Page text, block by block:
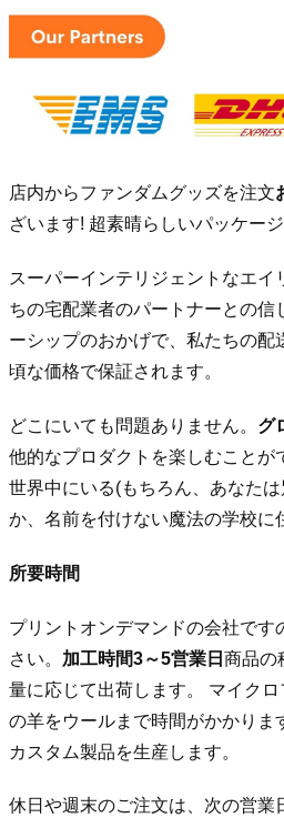
店内からファンダムグッズを注文
ざいます! 超素晴らしいパッケー
スーパーインテリジェントなエイ
ちの宅配業者のパートナーとの信
ーシップのおかげで、私たちの配
頃な価格で保証されます。
どこにいても問題ありません。 グ
他的なプロダクトを楽しむことが
世界中にいる(もちろん、あなた
か、名前を付けない魔法の学校に
所要時間
プリントオンデマンドの会社です
さい。 加工時間3～5営業日 商品の
量に応じて出荷します。 マイク
の羊をウールまで時間がかかりま
カスタム製品を生産します。
休日や週末のご注文は、次の営業